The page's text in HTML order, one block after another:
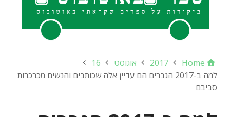
Home
2017 אוגוסט
16
למה ב-2017 הגברים הם עדיין אלה שכותבים והנשים מכרכרות
סביבם